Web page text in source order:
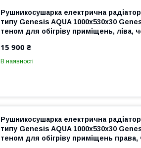
Рушникосушарка електрична
типу Genesis AQUA 1000х530х30
теном для обігріву приміщень, ліва,
15 900 ₴
В наявності
Рушникосушарка електрична
типу Genesis AQUA 1000х530х30
теном для обігріву приміщень права,